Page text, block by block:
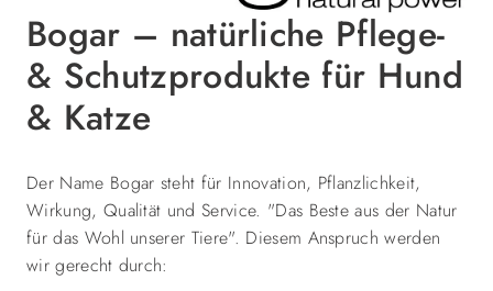
Bogar – natürliche Pflege-
& Schutzprodukte für Hund
& Katze
Der Name Bogar steht für Innovation, Pflanzlichkeit,
Wirkung, Qualität und Service. "Das Beste aus der Natur
für das Wohl unserer Tiere". Diesem Anspruch werden
wir gerecht durch: